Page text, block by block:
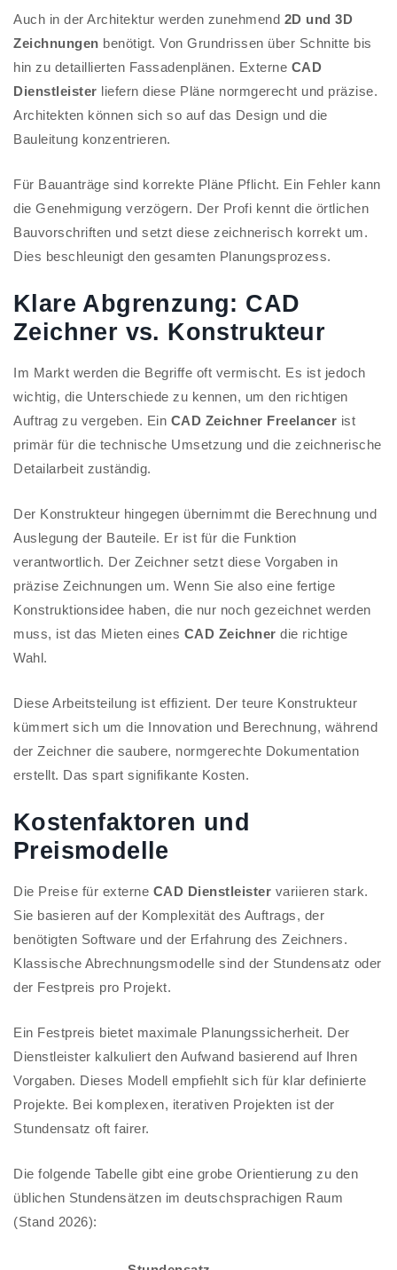
Auch in der Architektur werden zunehmend 2D und 3D
Zeichnungen benötigt. Von Grundrissen über Schnitte bis
hin zu detaillierten Fassadenplänen. Externe CAD
Dienstleister liefern diese Pläne normgerecht und präzise.
Architekten können sich so auf das Design und die
Bauleitung konzentrieren.
Für Bauanträge sind korrekte Pläne Pflicht. Ein Fehler kann
die Genehmigung verzögern. Der Profi kennt die örtlichen
Bauvorschriften und setzt diese zeichnerisch korrekt um.
Dies beschleunigt den gesamten Planungsprozess.
Klare Abgrenzung: CAD
Zeichner vs. Konstrukteur
Im Markt werden die Begriffe oft vermischt. Es ist jedoch
wichtig, die Unterschiede zu kennen, um den richtigen
Auftrag zu vergeben. Ein CAD Zeichner Freelancer ist
primär für die technische Umsetzung und die zeichnerische
Detailarbeit zuständig.
Der Konstrukteur hingegen übernimmt die Berechnung und
Auslegung der Bauteile. Er ist für die Funktion
verantwortlich. Der Zeichner setzt diese Vorgaben in
präzise Zeichnungen um. Wenn Sie also eine fertige
Konstruktionsidee haben, die nur noch gezeichnet werden
muss, ist das Mieten eines CAD Zeichner die richtige
Wahl.
Diese Arbeitsteilung ist effizient. Der teure Konstrukteur
kümmert sich um die Innovation und Berechnung, während
der Zeichner die saubere, normgerechte Dokumentation
erstellt. Das spart signifikante Kosten.
Kostenfaktoren und
Preismodelle
Die Preise für externe CAD Dienstleister variieren stark.
Sie basieren auf der Komplexität des Auftrags, der
benötigten Software und der Erfahrung des Zeichners.
Klassische Abrechnungsmodelle sind der Stundensatz oder
der Festpreis pro Projekt.
Ein Festpreis bietet maximale Planungssicherheit. Der
Dienstleister kalkuliert den Aufwand basierend auf Ihren
Vorgaben. Dieses Modell empfiehlt sich für klar definierte
Projekte. Bei komplexen, iterativen Projekten ist der
Stundensatz oft fairer.
Die folgende Tabelle gibt eine grobe Orientierung zu den
üblichen Stundensätzen im deutschsprachigen Raum
(Stand 2026):